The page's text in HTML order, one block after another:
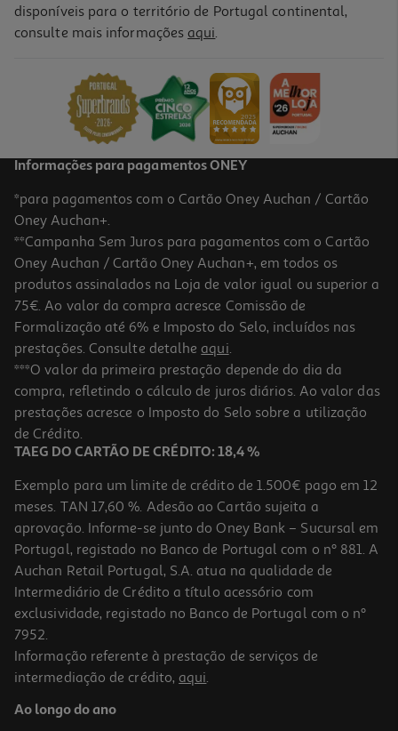
disponíveis para o território de Portugal continental,
consulte mais informações aqui.
Informações para pagamentos ONEY
*para pagamentos com o Cartão Oney Auchan / Cartão
Oney Auchan+.
**Campanha Sem Juros para pagamentos com o Cartão
Oney Auchan / Cartão Oney Auchan+, em todos os
produtos assinalados na Loja de valor igual ou superior a
75€. Ao valor da compra acresce Comissão de
Formalização até 6% e Imposto do Selo, incluídos nas
prestações. Consulte detalhe aqui.
***O valor da primeira prestação depende do dia da
compra, refletindo o cálculo de juros diários. Ao valor das
prestações acresce o Imposto do Selo sobre a utilização
de Crédito.
TAEG DO CARTÃO DE CRÉDITO: 18,4 %
Exemplo para um limite de crédito de 1.500€ pago em 12
meses. TAN 17,60 %. Adesão ao Cartão sujeita a
aprovação. Informe-se junto do Oney Bank – Sucursal em
Portugal, registado no Banco de Portugal com o nº 881. A
Auchan Retail Portugal, S.A. atua na qualidade de
Intermediário de Crédito a título acessório com
exclusividade, registado no Banco de Portugal com o nº
7952.
Informação referente à prestação de serviços de
intermediação de crédito, aqui.
Ao longo do ano